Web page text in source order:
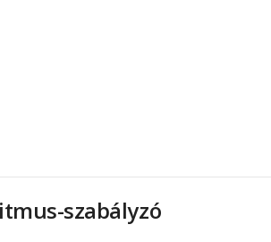
szabályzó